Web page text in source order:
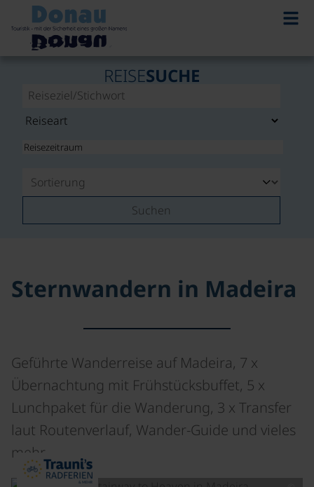
REISESUCHE
Suchen
Sternwandern in Madeira
Geführte Wanderreise auf Madeira, 7 x
Übernachtung mit Frühstücksbuffet, 5 x
Lunchpaket für die Wanderung, 3 x Transfer
laut Routenverlauf, Wander-Guide und vieles
mehr